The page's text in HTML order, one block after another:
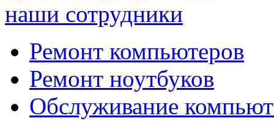
наши сотрудники
Ремонт компьютеров
Ремонт ноутбуков
Обслуживание